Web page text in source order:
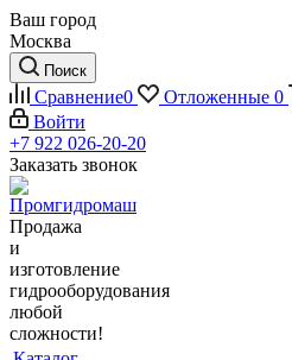
Ваш город
Москва
Поиск
Сравнение0 Отложенные 0
Войти
+7 922 026-20-20
Заказать звонок
Продажа
и
изготовление
гидрооборудования
любой
сложности!